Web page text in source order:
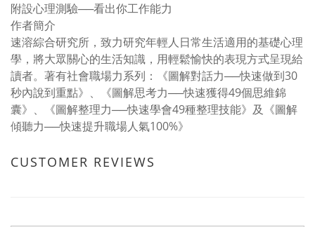
附設心理測驗──看出你工作能力
作者簡介
速溶綜合研究所，致力研究年輕人日常生活適用的基礎心理
學，將大眾關心的生活知識，用輕鬆愉快的表現方式呈現給
讀者。著有社會職場力系列：《圖解對話力──快速做到30
秒內說到重點》、《圖解思考力──快速獲得49個思維錦
囊》、《圖解整理力──快速學會49種整理技能》及《圖解
傾聽力──快速提升職場人氣100%》
CUSTOMER REVIEWS